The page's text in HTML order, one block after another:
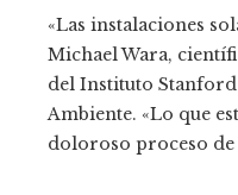
«Las instalaciones
Michael Wara,
del Instituto
Ambiente. «Lo que
doloroso proceso de